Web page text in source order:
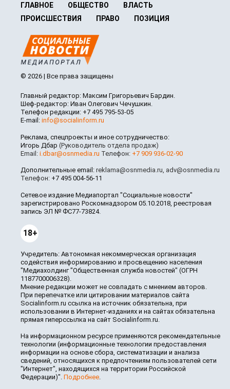
ГЛАВНОЕ ОБЩЕСТВО
ВЛАСТЬ
ПРОИСШЕСТВИЯ
ПРАВО ПОЗИЦИЯ
© 2026 | Все права защищены
Главный редактор: Максим Григорьевич Бардин.
Шеф-редактор: Иван Олегович Чечушкин.
Телефон редакции: +7 495 795-53-05
E-mail: info@socialinform.ru
Реклама, спецпроекты и иное сотрудничество:
Игорь Дбар (Руководитель отдела продаж)
Email: i.dbar@osnmedia.ru Телефон: +7 909 936-02-90
Дополнительные email: reklama@osnmedia.ru adv@osnmedia.ru
Телефон: +7 495 004-56-11
Сетевое издание Медиапортал "Социальные новости"
зарегистрировано Роскомнадзором 05.10.2018, реестровая
запись ЭЛ № ФС77-73824.
18+
Учредитель: Автономная некоммерческая организация
содействия информированию и просвещению населения
"Медиахолдинг "Общественная служба новостей" (ОГРН
1187700006328).
Мнение редакции может не совпадать с мнением авторов.
При перепечатке или цитировании материалов сайта
Socialinform.ru ссылка на источник обязательна, при
использовании в Интернет-изданиях и на сайтах обязательна
прямая гиперссылка на сайт Socialinform.ru.
На информационном ресурсе применяются рекомендательные
технологии (информационные технологии предоставления
информации на основе сбора, систематизации и анализа
сведений, относящихся к предпочтениям пользователей сети
"Интернет", находящихся на территории Российской
Федерации)". Подробнее